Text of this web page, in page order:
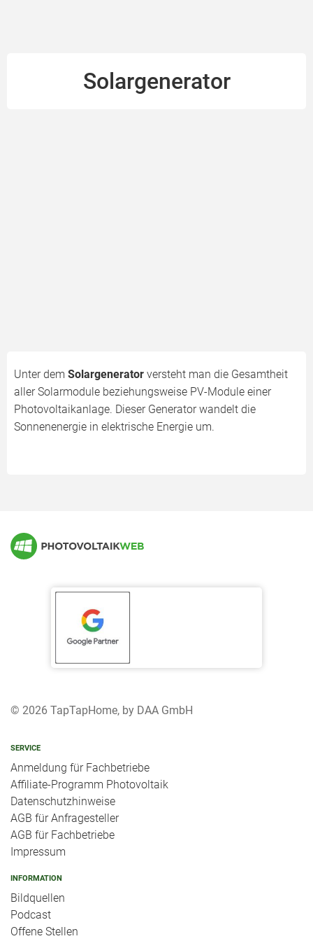
Solargenerator
Unter dem Solargenerator versteht man die Gesamtheit
aller Solarmodule beziehungsweise PV-Module einer
Photovoltaikanlage. Dieser Generator wandelt die
Sonnenenergie in elektrische Energie um.
© 2026 TapTapHome, by DAA GmbH
SERVICE
Anmeldung für Fachbetriebe
Affiliate-Programm Photovoltaik
Datenschutzhinweise
AGB für Anfragesteller
AGB für Fachbetriebe
Impressum
INFORMATION
Bildquellen
Podcast
Offene Stellen